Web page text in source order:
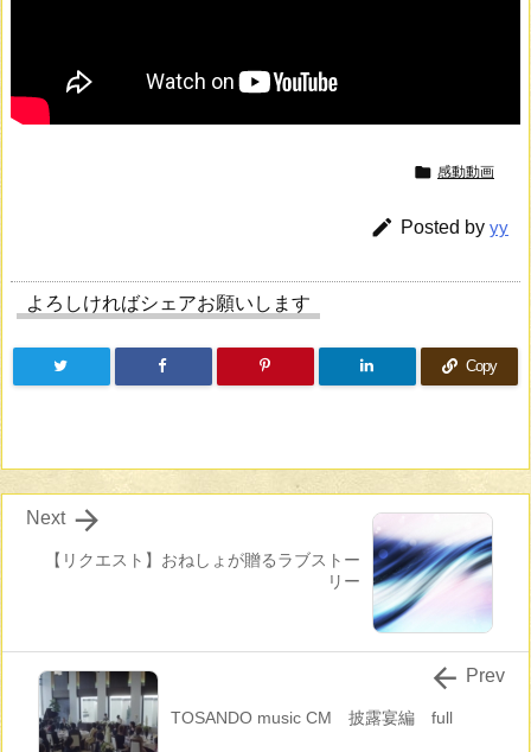
 感動動画
 Posted by yy
よろしければシェアお願いします
Copy
【リクエスト】おねしょが贈るラブストー
リー

Next
TOSANDO music CM 披露宴編 full
 Prev